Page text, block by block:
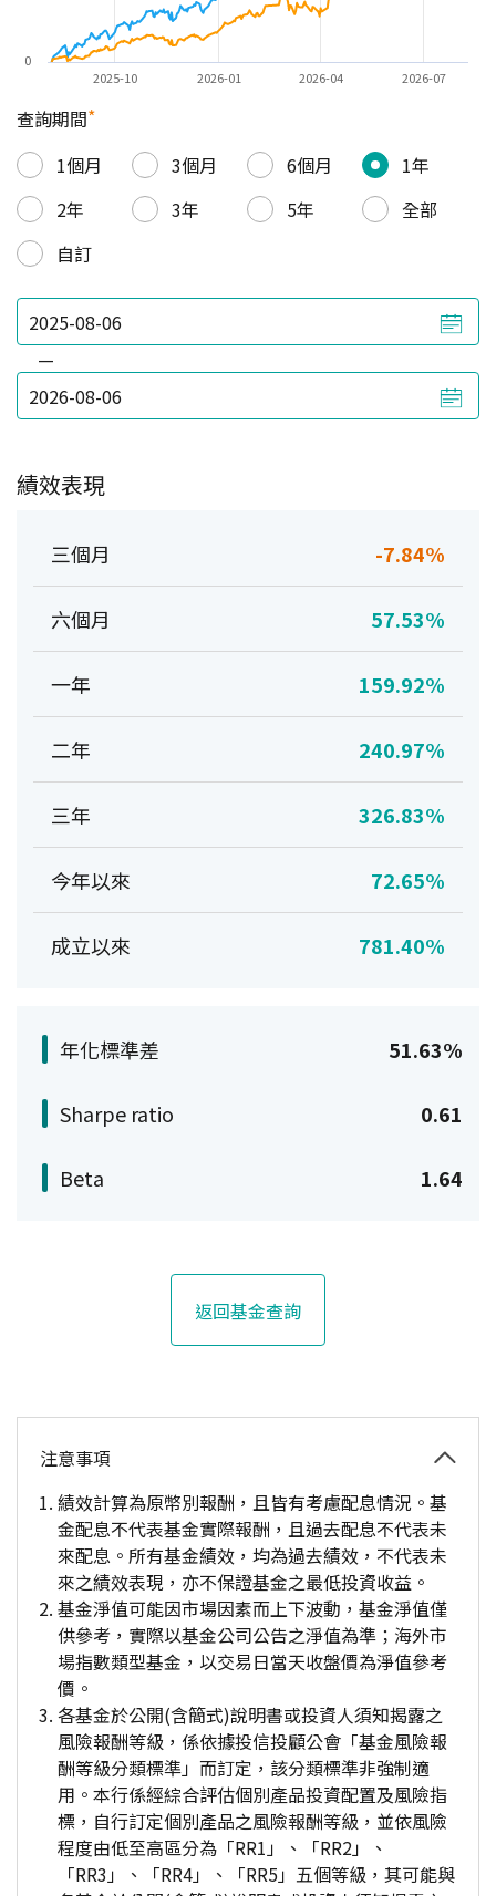
2025-10 2026-01 2026-04 2026-07
0
查詢期間*
1個月
3個月 6個月
1年
2年
3年 5年
全部
自訂
—
績效表現
三個月 -7.84%
六個月 57.53%
一年 159.92%
二年 240.97%
三年 326.83%
今年以來 72.65%
成立以來 781.40%
年化標準差 51.63%
Sharpe ratio 0.61
Beta 1.64
返回基金查詢
注意事項
績效計算為原幣別報酬，且皆有考慮配息情況。基
金配息不代表基金實際報酬，且過去配息不代表未
來配息。所有基金績效，均為過去績效，不代表未
來之績效表現，亦不保證基金之最低投資收益。
基金淨值可能因市場因素而上下波動，基金淨值僅
供參考，實際以基金公司公告之淨值為準；海外市
場指數類型基金，以交易日當天收盤價為淨值參考
價。
各基金於公開(含簡式)說明書或投資人須知揭露之
風險報酬等級，係依據投信投顧公會「基金風險報
酬等級分類標準」而訂定，該分類標準非強制適
用。本行係經綜合評估個別產品投資配置及風險指
標，自行訂定個別產品之風險報酬等級，並依風險
程度由低至高區分為「RR1」、「RR2」、
「RR3」、「RR4」、「RR5」五個等級，其可能與